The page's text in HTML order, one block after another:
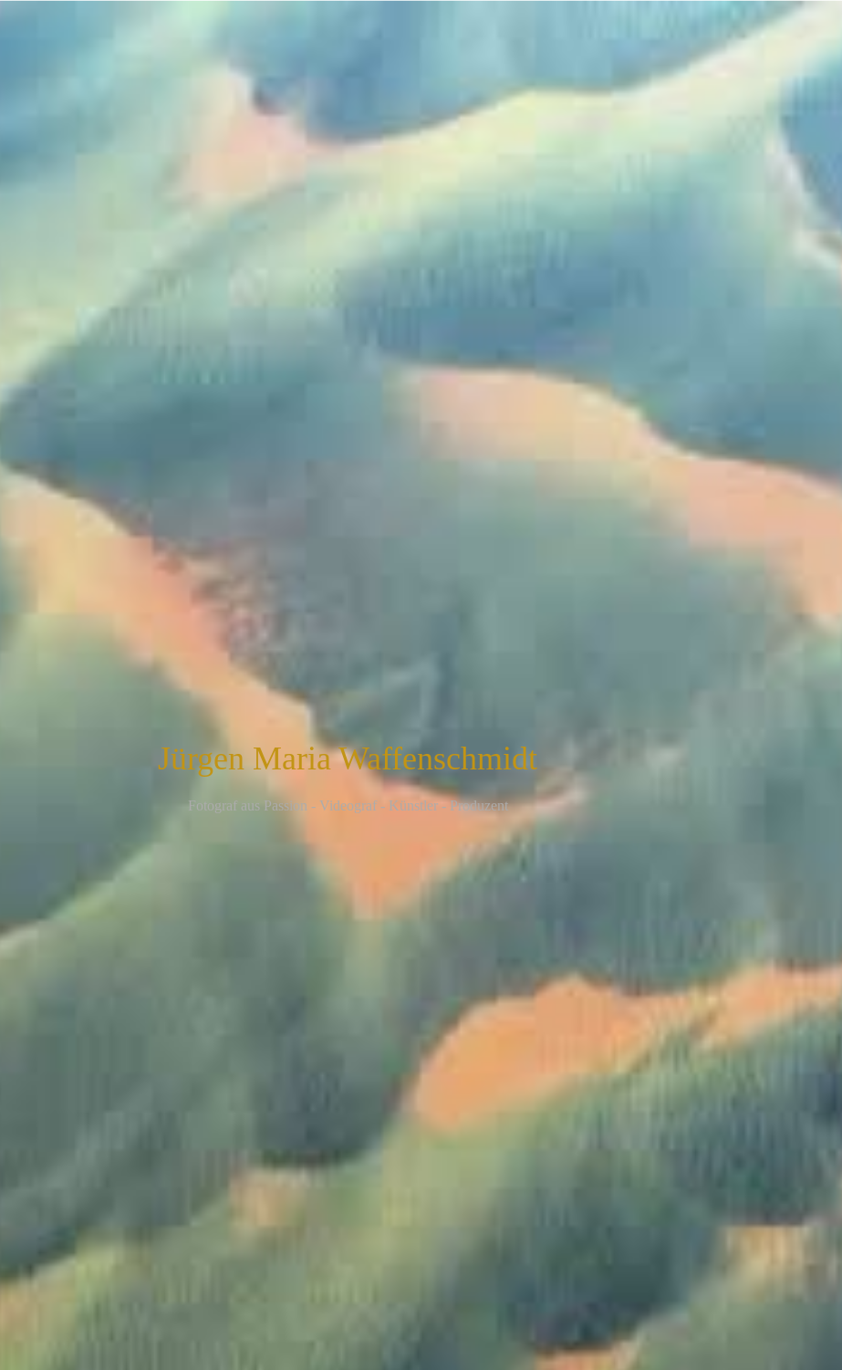
Jürgen Maria Waffenschmidt
Fotograf aus Passion - Videograf - Künstler - Produzent